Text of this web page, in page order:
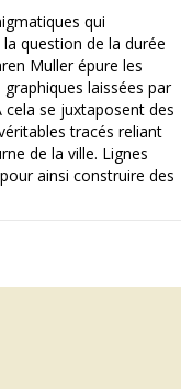
qui
question de la durée
Muller épure les
laissées par
se juxtaposent des
tracés reliant
de la ville. Lignes
ainsi construire des